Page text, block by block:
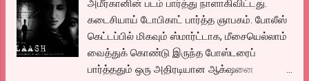
என்று முடிவு செய்து கிளம்புகிறான் பாபு.
பெல்லாரியில் சுரங்க தொழிலில் மிகப் பெரிய
மாபியாவாக வலம் வரும் ரெட்டப்பாவின்
கோட்டையில் உள்ளவர்களுடன் சிறு உரசல்
ஏற்படுகிறது. ரெட்டப்பாவின் சுரங்க மாபியாவை
அமீர்கானின் படம் பார்த்து நாளாகிவிட்டது.
கடைசியாய் டோபிகாட் பார்த்த ஞாபகம். போலீஸ்
கெட்டப்பில் மிகவும் ஸ்மார்ட்டாக, மீசையெல்லாம்
வைத்துக் கொண்டு இருந்த போஸ்டரைப்
பார்த்ததும் ஒரு அதிரடியான ஆக்‌ஷனை